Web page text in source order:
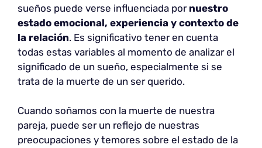
sueños puede verse influenciada por nuestro
estado emocional, experiencia y contexto de
la relación. Es significativo tener en cuenta
todas estas variables al momento de analizar el
significado de un sueño, especialmente si se
trata de la muerte de un ser querido.
Cuando soñamos con la muerte de nuestra
pareja, puede ser un reflejo de nuestras
preocupaciones y temores sobre el estado de la